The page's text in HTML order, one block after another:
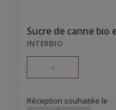
Sucre de canne bio
INTERBIO
-
Réception souhaitée le